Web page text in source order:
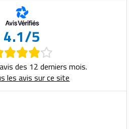
4.1/5
des 12 derniers mois.
les avis sur ce site